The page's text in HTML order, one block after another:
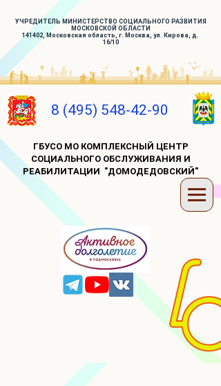
УЧРЕДИТЕЛЬ МИНИСТЕРСТВО СОЦИАЛЬНОГО РАЗВИТИЯ
МОСКОВСКОЙ ОБЛАСТИ
141402, Московская область, г. Москва, ул. Кирова, д.
16/10
8 (495) 548-42-90
ГБУСО МО КОМПЛЕКСНЫЙ ЦЕНТР
СОЦИАЛЬНОГО ОБСЛУЖИВАНИЯ И
РЕАБИЛИТАЦИИ "ДОМОДЕДОВСКИЙ"